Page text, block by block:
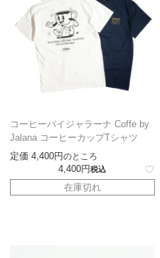
コーヒーバイジャラーナ Coffe by
Jalana コーヒーカップTシャツ
定価 4,400 のところ
4,400 税込
在庫切れ